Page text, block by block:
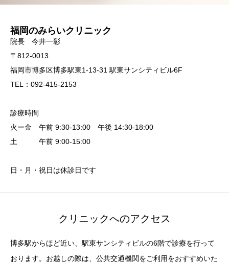
福岡のみらいクリニック
院長 今井一彰
〒812-0013
福岡市博多区博多駅東1-13-31 駅東サンシティビル6F
TEL：092-415-2153
診療時間
火ー金 午前 9:30-13:00 午後 14:30-18:00
土 午前 9:00-15:00
日・月・祝日は休診日です
クリニックへのアクセス
博多駅からほど近い、駅東サンシティビルの6階で診療を行って
おります。お越しの際は、公共交通機関をご利用をおすすめいた